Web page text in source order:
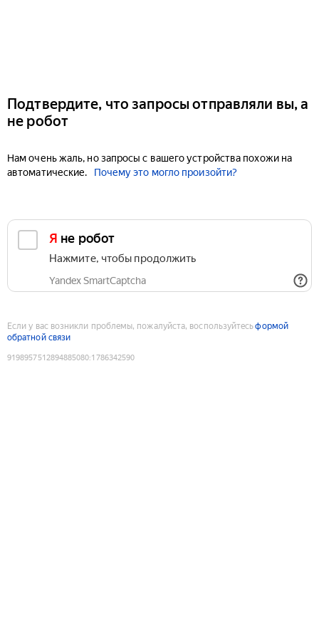
Подтвердите, что запросы отправляли вы, а
не робот
Нам очень жаль, но запросы с вашего устройства похожи на
автоматические.
Почему это могло произойти?
Я не робот
Нажмите, чтобы продолжить
Yandex SmartCaptcha
Если у вас возникли проблемы, пожалуйста, воспользуйтесьформой
обратной связи
9198957512894885080:1786342590